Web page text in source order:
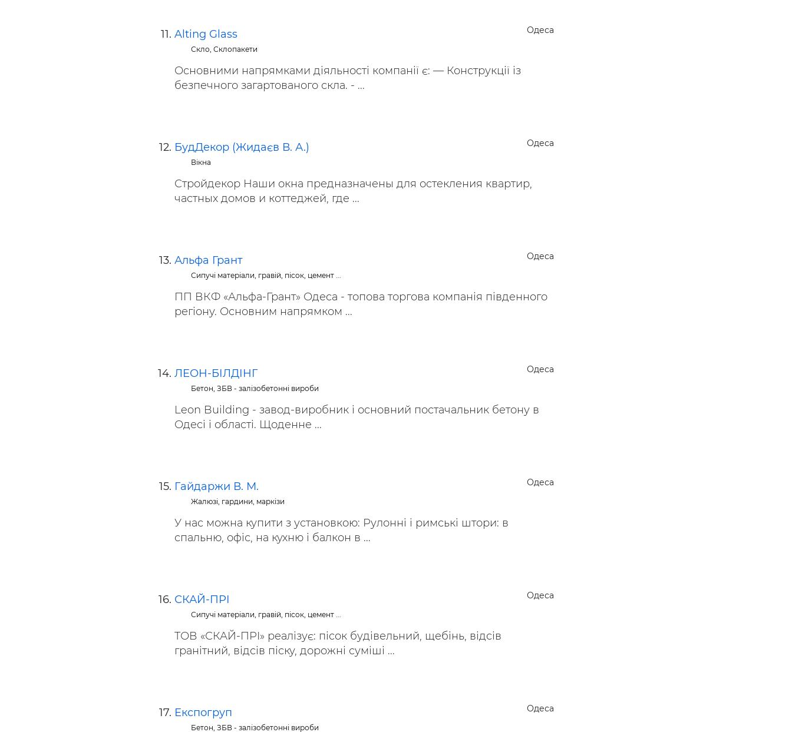
Одеса
Alting Glass
Скло, Склопакети
Основними напрямками діяльності компанії є: — Конструкції із
безпечного загартованого скла. - ...
Одеса
БудДекор (Жидаєв В. А.)
Вікна
Стройдекор Наши окна предназначены для остекления квартир,
частных домов и коттеджей, где ...
Одеса
Альфа Грант
Сипучі матеріали, гравій, пісок, цемент ...
ПП ВКФ «Альфа-Грант» Одеса - топова торгова компанія південного
регіону. Основним напрямком ...
Одеса
ЛЕОН-БІЛДІНГ
Бетон, ЗБВ - залізобетонні вироби
Leon Building - завод-виробник і основний постачальник бетону в
Одесі і області. Щоденне ...
Одеса
Гайдаржи В. М.
Жалюзі, гардини, маркізи
У нас можна купити з установкою: Рулонні і римські штори: в
спальню, офіс, на кухню і балкон в ...
Одеса
СКАЙ-ПРІ
Сипучі матеріали, гравій, пісок, цемент ...
ТОВ «СКАЙ-ПРІ» реалізує: пісок будівельний, щебінь, відсів
гранітний, відсів піску, дорожні суміші ...
Одеса
Експогруп
Бетон, ЗБВ - залізобетонні вироби